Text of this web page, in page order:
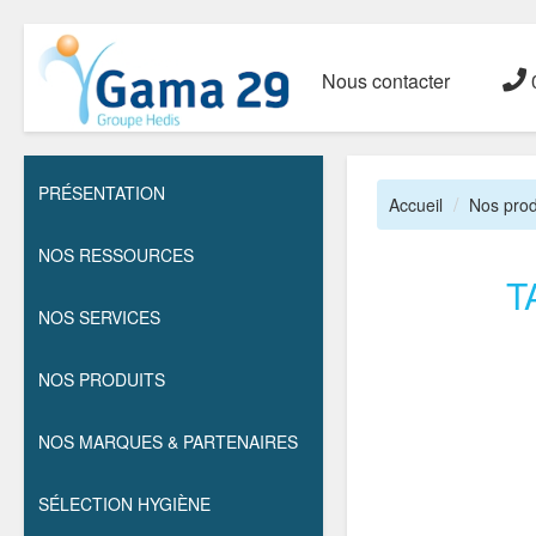
Nous contacter
PRÉSENTATION
NOS RESSOURCES
NOS SERVICES
NOS PRODUITS
NOS MARQUES & PARTENAIRES
SÉLECTION HYGIÈNE
Accueil Nos